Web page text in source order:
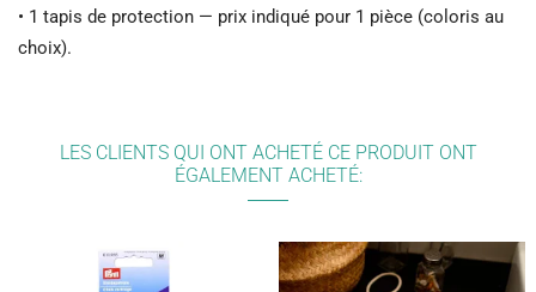
• 1 tapis de protection — prix indiqué pour 1 pièce (coloris au
choix).
LES CLIENTS QUI ONT ACHETÉ CE PRODUIT ONT
ÉGALEMENT ACHETÉ: